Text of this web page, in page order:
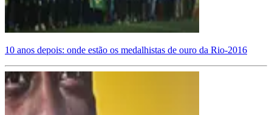
10 anos depois: onde estão os medalhistas de ouro da Rio-2016